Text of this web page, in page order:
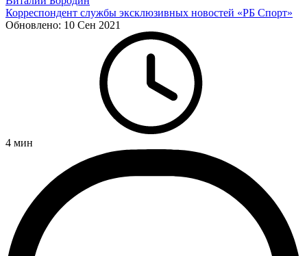
Корреспондент службы эксклюзивных новостей «РБ Спорт»
Обновлено: 10 Сен 2021
4 мин